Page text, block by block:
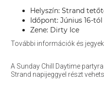
Helyszín: Strand
Időpont: Június 16-
Zene: Dirty Ice
További információk és jegyek
A Sunday Chill Daytime
Strand napijeggyel részt